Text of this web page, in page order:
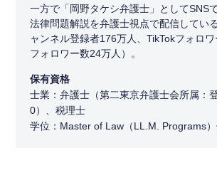
一方で「岡野タケシ弁護士」としてSNS
法律問題解説を弁護士視点で配信してい
ャンネル登録者176万人、TikTokフォロ
フォロワー数24万人）。
保有資格
士業：弁護士（第二東京弁護士会所属：
0）、税理士
学位：Master of Law（LL.M. Programs）